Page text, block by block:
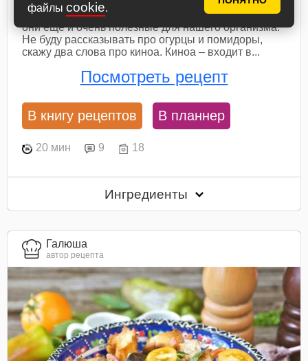
файлы cookie.
Все ингредиенты этого салата не только вкусные,
они еще и очень полезные для нашего организма.
Не буду рассказывать про огурцы и помидоры,
скажу два слова про киноа. Киноа – входит в...
Посмотреть рецепт
В книгу рецептов В планнер
20 мин 9 18
Ингредиенты
Галюша
автор рецепта